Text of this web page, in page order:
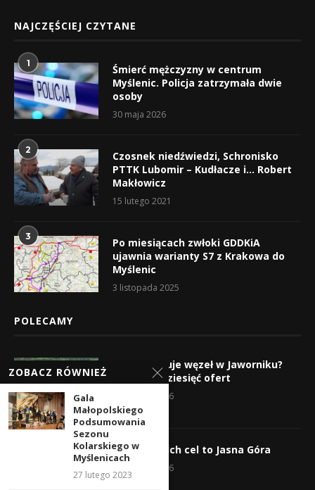
NAJCZĘŚCIEJ CZYTANE
1
Śmierć mężczyzny w centrum
Myślenic. Policja zatrzymała dwie
osoby
30 maja 2026
2
Czosnek niedźwiedzi, Schronisko
PTTK Lubomir – Kudłacze i… Robert
Makłowicz
15 lutego 2021
3
Po miesiącach zwłoki GDDKiA
ujawnia warianty S7 z Krakowa do
Myślenic
3 listopada 2025
POLECAMY
Kto wybuduje węzeł w Jaworniku?
Wpłynęło dziesięć ofert
7 sierpnia 2026
Wyruszyli! Ich cel to Jasna Góra
5 sierpnia 2026
ZOBACZ RÓWNIEŻ
Gala
Małopolskiego
Podsumowania
Sezonu
Kolarskiego w
Myślenicach
27 lutego 2023